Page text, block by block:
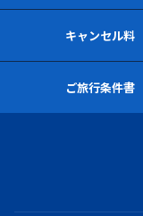
キャンセル料
ご旅行条件書